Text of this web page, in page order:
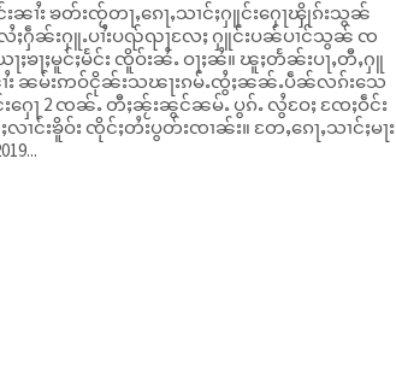
ၢႆး ၶတ်းၸႂ်တႃႇၵေႃႇသၢင်ႈႁူင်းႁေႃၾိုၵ်းသွၼ်
ႈႁဵၼ်းႁူႉပၢႆးပၺ်ၺႃလႄႈ ႁူင်းပၼ်ပၢင်သွၼ် ၸ
မူင်ႈမႅင်း ၸိူဝ်းၼႆႉ ဝႃႈၼႆ။ ၽူႈတႅၼ်းပႃႇတီႇႁူ
ၢႆး ၼမ်းဢဝ်ငိုၼ်းသၽႃးၵမ်ႉၸွႆႈၼၼ်ႉပဵၼ်လၵ်းသေ
ႁေႃ 2 ၸၼ်ႉ တီႈၼႂ်းၼွင်ၼမ်ႉ ပွၵ်ႉ လွႆဝႄႈ ၸႄႈဝဵင်း
ၢင်းၶိူဝ်း ၸိုင်ႈတႆးပွတ်းၸၢၼ်း။ တႄႇၵေႃႇသၢင်ႈမႃး